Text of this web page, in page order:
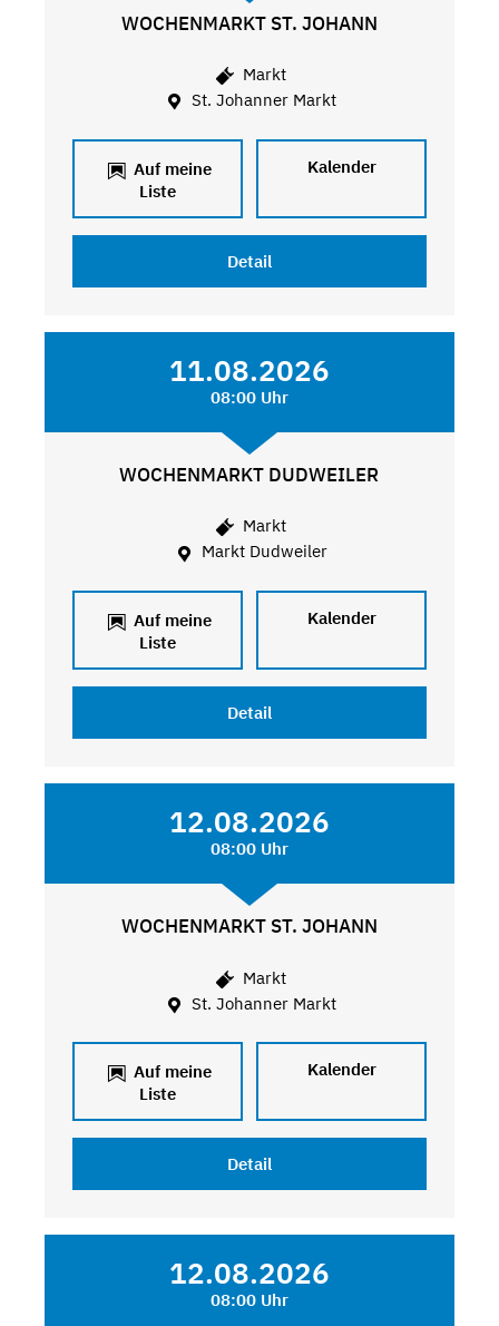
WOCHENMARKT ST. JOHANN
Markt
St. Johanner Markt
Auf meine
Liste
Kalender
Detail
11.08.2026
08:00 Uhr
WOCHENMARKT DUDWEILER
Markt
Markt Dudweiler
Auf meine
Liste
Kalender
Detail
12.08.2026
08:00 Uhr
WOCHENMARKT ST. JOHANN
Markt
St. Johanner Markt
Auf meine
Liste
Kalender
Detail
12.08.2026
08:00 Uhr